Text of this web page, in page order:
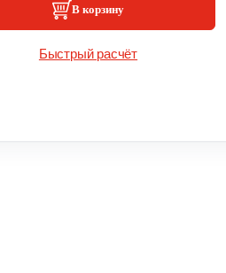
В корзину
Быстрый расчёт